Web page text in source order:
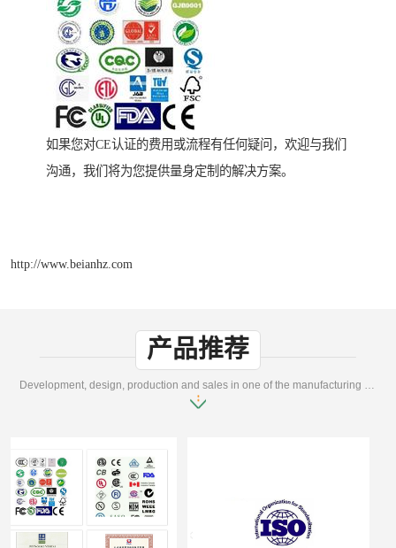
如果您对CE认证的费用或流程有任何疑问，欢迎与我们
沟通，我们将为您提供量身定制的解决方案。
http://www.beianhz.com
产品推荐